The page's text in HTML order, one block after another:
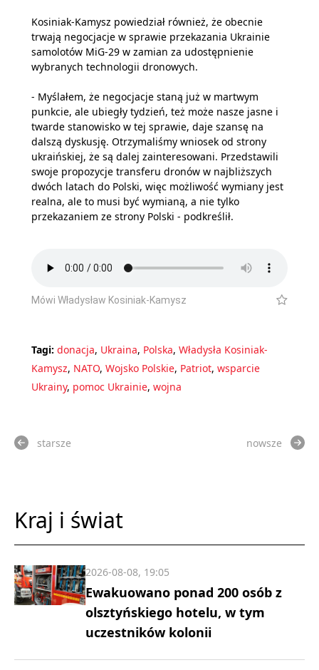
Kosiniak-Kamysz powiedział również, że obecnie
trwają negocjacje w sprawie przekazania Ukrainie
samolotów MiG-29 w zamian za udostępnienie
wybranych technologii dronowych.
- Myślałem, że negocjacje staną już w martwym
punkcie, ale ubiegły tydzień, też może nasze jasne i
twarde stanowisko w tej sprawie, daje szansę na
dalszą dyskusję. Otrzymaliśmy wniosek od strony
ukraińskiej, że są dalej zainteresowani. Przedstawili
swoje propozycje transferu dronów w najbliższych
dwóch latach do Polski, więc możliwość wymiany jest
realna, ale to musi być wymianą, a nie tylko
przekazaniem ze strony Polski - podkreślił.
Mówi Władysław Kosiniak-Kamysz
Tagi: donacja, Ukraina, Polska, Władysła Kosiniak-
Kamysz, NATO, Wojsko Polskie, Patriot, wsparcie
Ukrainy, pomoc Ukrainie, wojna
starsze nowsze
Kraj i świat
Ewakuowano ponad 200 osób z
olsztyńskiego hotelu, w tym
uczestników kolonii
2026-08-08, 19:05